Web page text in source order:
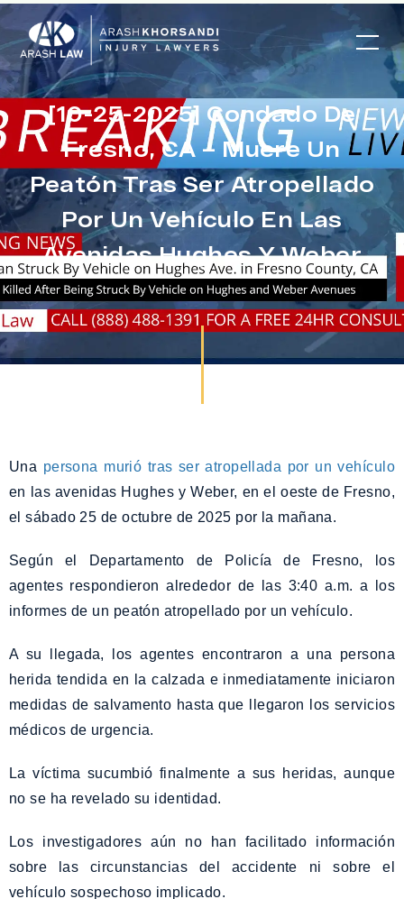
[10-25-2025] Condado De
Fresno, CA – Muere Un
Peatón Tras Ser Atropellado
Por Un Vehículo En Las
Avenidas Hughes Y Weber
Una persona murió tras ser atropellada por un vehículo
en las avenidas Hughes y Weber, en el oeste de Fresno,
el sábado 25 de octubre de 2025 por la mañana.
Según el Departamento de Policía de Fresno, los
agentes respondieron alrededor de las 3:40 a.m. a los
informes de un peatón atropellado por un vehículo.
A su llegada, los agentes encontraron a una persona
herida tendida en la calzada e inmediatamente iniciaron
medidas de salvamento hasta que llegaron los servicios
médicos de urgencia.
La víctima sucumbió finalmente a sus heridas, aunque
no se ha revelado su identidad.
Los investigadores aún no han facilitado información
sobre las circunstancias del accidente ni sobre el
vehículo sospechoso implicado.